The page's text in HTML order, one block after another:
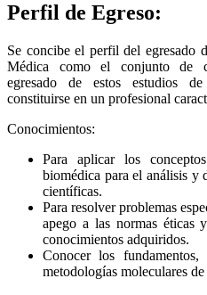
Perfil de Egreso:
Se concibe el perfil del egresado
Médica como el conjunto de
egresado de estos estudios
constituirse en un profesional
Conocimientos:
Para aplicar los
biomédica para el análisis y
científicas.
Para resolver problemas
apego a las normas éticas
conocimientos adquiridos.
Conocer los
metodologías moleculares